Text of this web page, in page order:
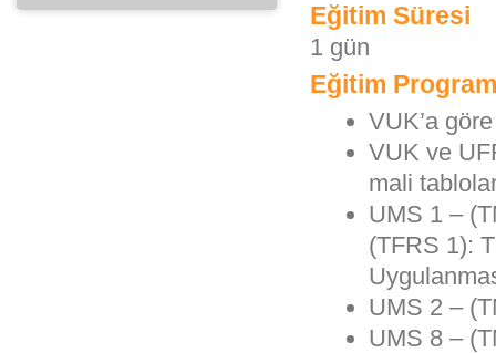
Eğitim Süresi
1 gün
Eğitim
VUK’a
VUK ve
mali
UMS 1 –
(TFRS 1):
UMS 2 –
UMS 8 –